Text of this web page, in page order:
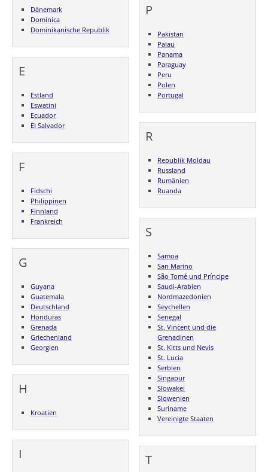
Dänemark
Dominica
Dominikanische Republik
E
Estland
Eswatini
Ecuador
El Salvador
F
Fidschi
Philippinen
Finnland
Frankreich
G
Guyana
Guatemala
Deutschland
Honduras
Grenada
Griechenland
Georgien
H
Kroatien
I
P
Pakistan
Palau
Panama
Paraguay
Peru
Polen
Portugal
R
Republik Moldau
Russland
Rumänien
Ruanda
S
Samoa
San Marino
São Tomé und Príncipe
Saudi-Arabien
Nordmazedonien
Seychellen
Senegal
St. Vincent und die
Grenadinen
St. Kitts und Nevis
St. Lucia
Serbien
Singapur
Slowakei
Slowenien
Suriname
Vereinigte Staaten
T